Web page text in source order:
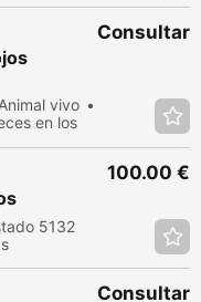
Animal vivo
en los
Consultar
5132
100.00 €
Consultar